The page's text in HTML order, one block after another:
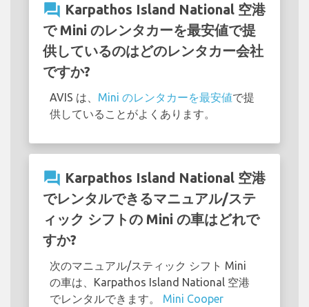
question_answer Karpathos Island National 空港
で Mini のレンタカーを最安値で提
供しているのはどのレンタカー会社
ですか?
AVIS は、 Mini のレンタカーを最安値で提
供していることがよくあります。
question_answer Karpathos Island National 空港
でレンタルできるマニュアル/ステ
ィック シフトの Mini の車はどれで
すか?
次のマニュアル/スティック シフト Mini
の車は、Karpathos Island National 空港
でレンタルできます。 Mini Cooper